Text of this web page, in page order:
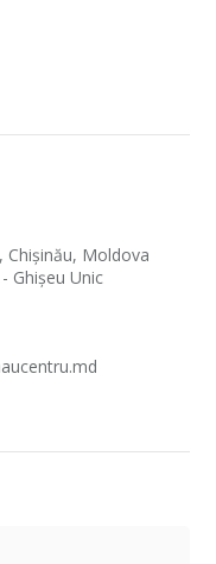
Chișinău, Moldova
Ghișeu Unic